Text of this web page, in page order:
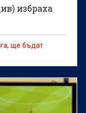
избраха
ще бъдат